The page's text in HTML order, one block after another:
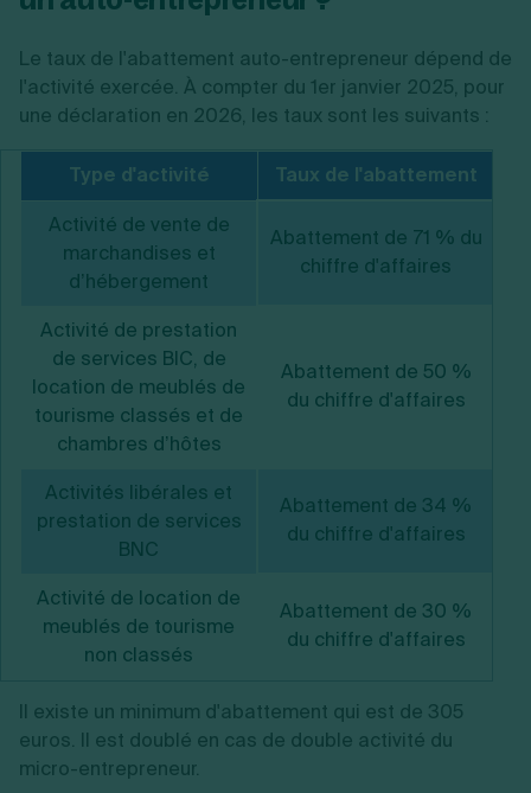
Le taux de l'abattement auto-entrepreneur dépend de
l'activité exercée. À compter du 1er janvier 2025, pour
une déclaration en 2026, les taux sont les suivants :
Type d'activité
Taux de l'abattement
Activité de vente de
marchandises et
d’hébergement
Abattement de 71 % du
chiffre d'affaires
Activité de prestation
de services BIC, de
location de meublés de
tourisme classés et de
chambres d’hôtes
Abattement de 50 %
du chiffre d'affaires
Activités libérales et
prestation de services
BNC
Abattement de 34 %
du chiffre d'affaires
Activité de location de
meublés de tourisme
non classés
Abattement de 30 %
du chiffre d'affaires
Il existe un minimum d'abattement qui est de 305
euros. Il est doublé en cas de double activité du
micro-entrepreneur.